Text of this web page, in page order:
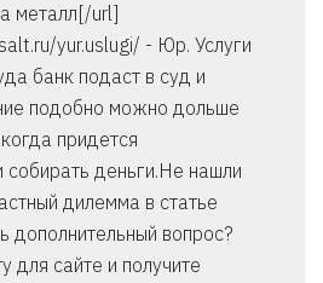
металл[/url]
yur.uslugi/ - Юр. Услуги
банк подаст в суд и
подобно можно дольше
придется
собирать деньги.Не нашли
дилемма в статье
дополнительный вопрос?
для сайте и получите